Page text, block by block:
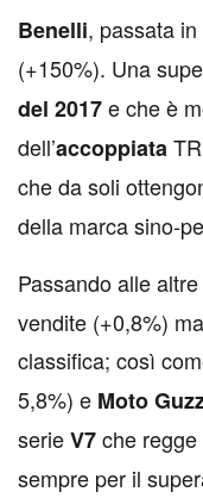
Benelli, passata
(+150%). Una
del 2017e che è
dell’accoppiata
che da soli
della marca sino-
Passando alle
vendite (+0,8%)
classifica; così
5,8%) e Moto
serieV7che
sempre per il